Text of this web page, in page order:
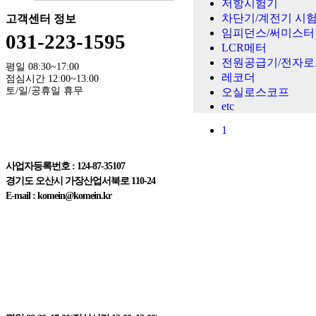
고객센터 정보
031-223-1595
평일 08:30~17:00
점심시간 12:00~13:00
토/일/공휴일 휴무
저항시험기
차단기/계전기 시험
임피던스/써미스터
LCR메터
전원공급기/전자로
레코더
오실로스코프
etc
1
사업자등록번호 : 124-87-35107
경기도 오산시 가장산업서북로 110-24
E-mail : komein@komein.kr